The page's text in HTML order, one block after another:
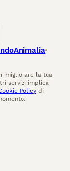
migliorare la tua
servizi implica
Policy di